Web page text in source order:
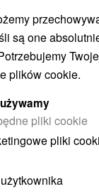
turystyczne
(4) Kolejki linowe
Jaskinie(1)
- Krásna(1)
są one
plików cookie.
pliki cookie
pliki